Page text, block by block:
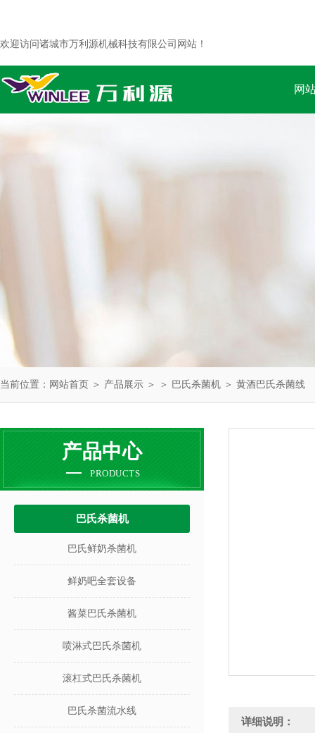
欢迎访问诸城市万利源机械科技有限公司网站！
网
当前位置： 网站首页 ＞ 产品展示 ＞ ＞ 巴氏杀菌机 ＞ 黄酒巴氏杀菌线
产品中心
PRODUCTS
巴氏杀菌机
巴氏鲜奶杀菌机
鲜奶吧全套设备
酱菜巴氏杀菌机
喷淋式巴氏杀菌机
滚杠式巴氏杀菌机
巴氏杀菌流水线
详细说明：